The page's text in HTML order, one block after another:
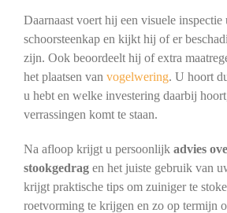
Daarnaast voert hij een visuele inspectie
schoorsteenkap en kijkt hij of er
zijn. Ook beoordeelt hij of extra
het plaatsen van vogelwering. U hoort
u hebt en welke investering daarbij
verrassingen komt te staan.
Na afloop krijgt u persoonlijk advies
stookgedragen het juiste gebruik van
krijgt praktische tips om zuiniger te
roetvorming te krijgen en zo op termijn